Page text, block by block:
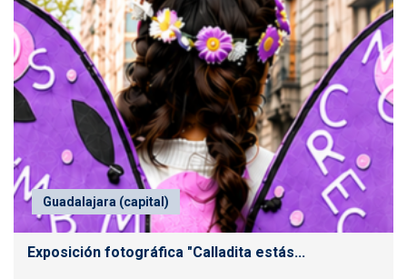
Guadalajara (capital)
Exposición fotográfica "Calladita estás...